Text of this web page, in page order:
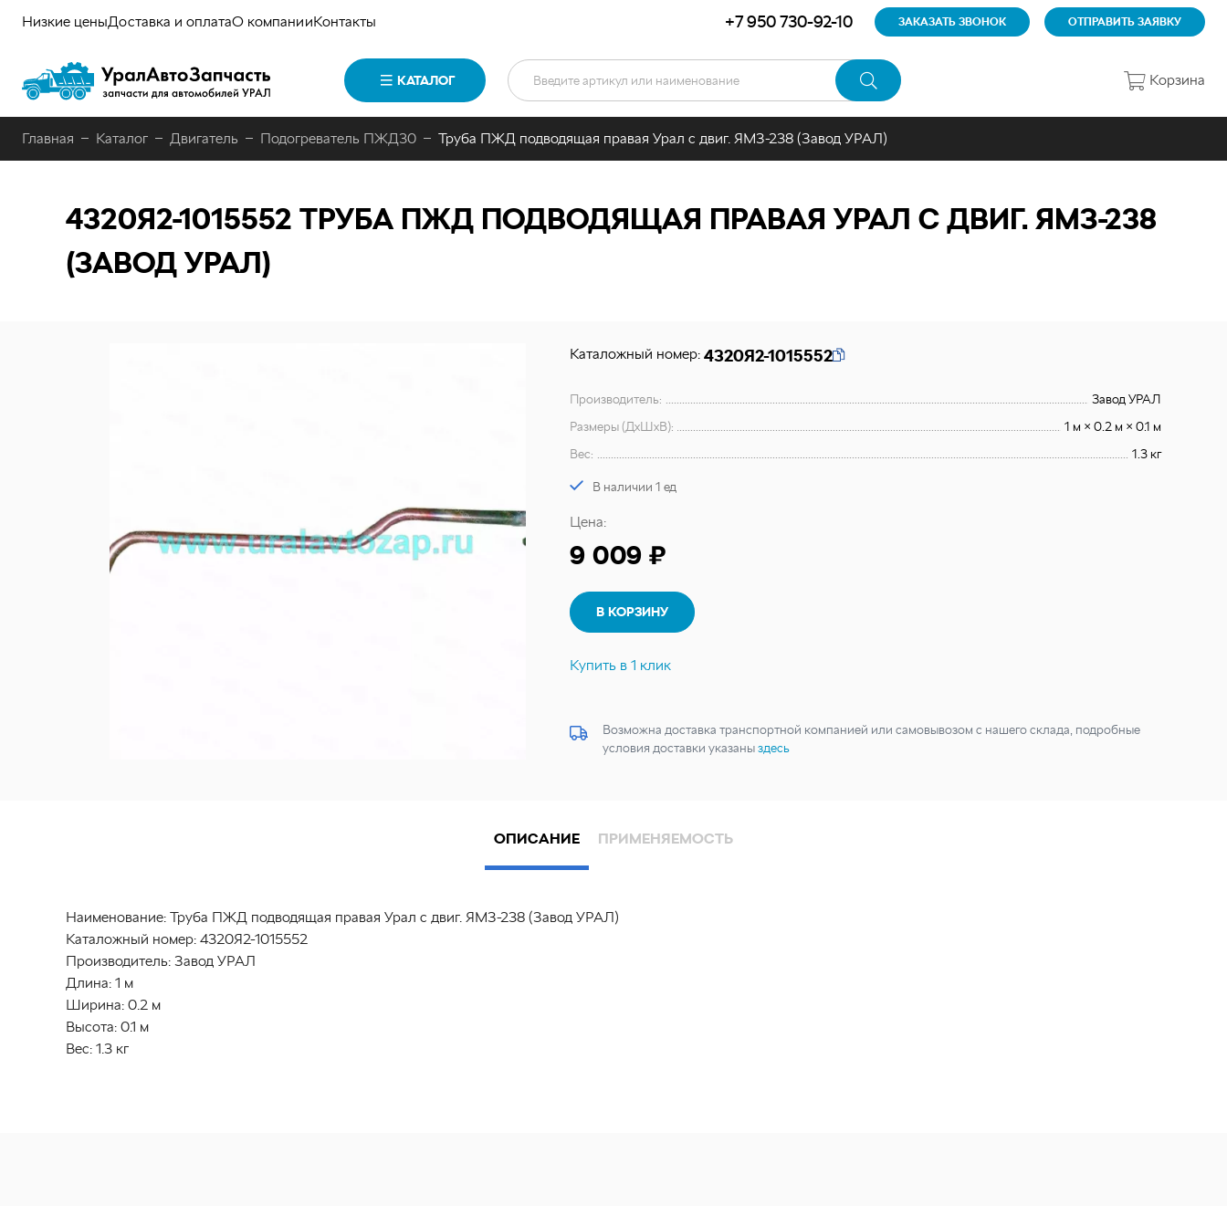
Низкие ценыДоставка и оплатаО компанииКонтакты +7 950 730-92-10 ЗАКАЗАТЬ ЗВОНОК ОТПРАВИТЬ ЗАЯВКУ
КАТАЛОГ Корзина
Главная Каталог Двигатель Подогреватель ПЖД30 Труба ПЖД подводящая правая Урал с двиг. ЯМЗ-238 (Завод УРАЛ)
4320Я2-1015552 ТРУБА ПЖД ПОДВОДЯЩАЯ ПРАВАЯ УРАЛ С ДВИГ. ЯМЗ-238
(ЗАВОД УРАЛ)
Каталожный номер: 4320Я2-1015552
Производитель:
Завод УРАЛ
Размеры (ДхШхВ):
1 м × 0.2 м × 0.1 м
Вес:
1.3 кг
В наличии 1 ед
Цена:
9 009 ₽
В КОРЗИНУ
Купить в 1 клик
Возможна доставка транспортной компанией или самовывозом с нашего склада, подробные
условия доставки указаныздесь
ОПИСАНИЕ ПРИМЕНЯЕМОСТЬ
Наименование: Труба ПЖД подводящая правая Урал с двиг. ЯМЗ-238 (Завод УРАЛ)
Каталожный номер: 4320Я2-1015552
Производитель: Завод УРАЛ
Длина: 1 м
Ширина: 0.2 м
Высота: 0.1 м
Вес: 1.3 кг